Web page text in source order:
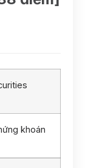
khoán